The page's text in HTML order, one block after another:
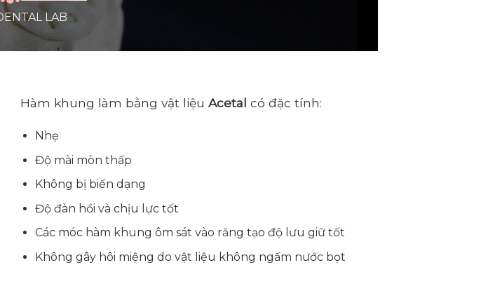
LAB
Hàm khung làm bằng vật liệu Acetal có đặc tính:
Nhẹ
Độ mài mòn thấp
Không bị biến dạng
Độ đàn hồi và chịu lực tốt
Các móc hàm khung ôm sát vào răng tạo độ lưu giữ tốt
Không gây hôi miệng do vật liệu không ngấm nước bọt